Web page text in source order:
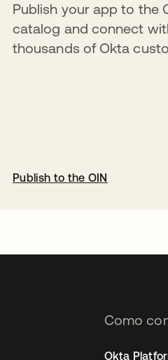
Publish your app to the
catalog and connect
thousands of Okta
Publish to the OIN
Como
Okta